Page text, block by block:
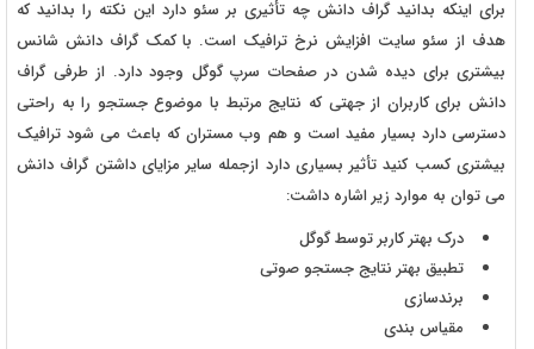
برای اینکه بدانید گراف دانش چه تأثیری بر سئو دارد این نکته را بدانید که
هدف از سئو سایت افزایش نرخ ترافیک است. با کمک گراف دانش شانس
بیشتری برای دیده شدن در صفحات سرپ گوگل وجود دارد. از طرفی گراف
دانش برای کاربران از جهتی که نتایج مرتبط با موضوع جستجو را به راحتی
دسترسی دارد بسیار مفید است و هم وب مستران که باعث می شود ترافیک
بیشتری کسب کنید تأثیر بسیاری دارد ازجمله سایر مزایای داشتن گراف دانش
می توان به موارد زیر اشاره داشت:
درک بهتر کاربر توسط گوگل
تطبیق بهتر نتایج جستجو صوتی
برندسازی
مقیاس بندی